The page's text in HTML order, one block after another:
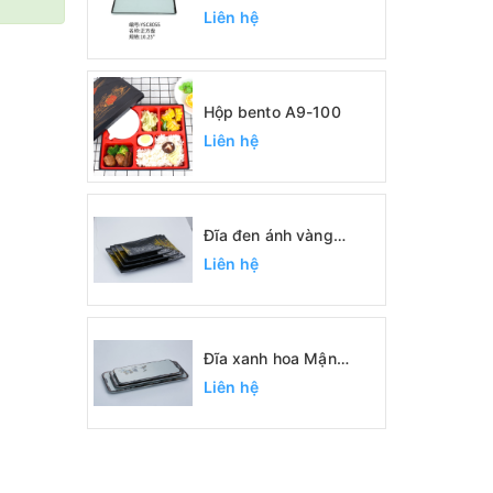
Liên hệ
Hộp bento A9-100
Liên hệ
Đĩa đen ánh vàng
SC0422, SC0389,
SC0390, SC0391
Liên hệ
Đĩa xanh hoa Mận
SC1093, SC1094,
SC1095
Liên hệ